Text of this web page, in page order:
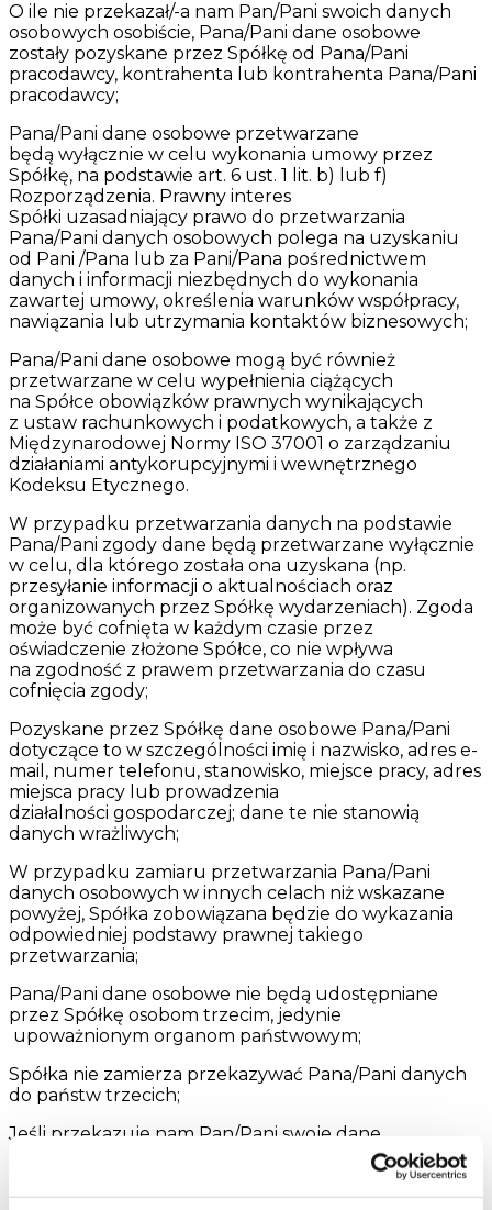
O ile nie przekazał/-a nam Pan/Pani swoich danych
osobowych osobiście, Pana/Pani dane osobowe
zostały pozyskane przez Spółkę od Pana/Pani
pracodawcy, kontrahenta lub kontrahenta Pana/Pani
pracodawcy;
Pana/Pani dane osobowe przetwarzane
będą wyłącznie w celu wykonania umowy przez
Spółkę, na podstawie art. 6 ust. 1 lit. b) lub f)
Rozporządzenia. Prawny interes
Spółki uzasadniający prawo do przetwarzania
Pana/Pani danych osobowych polega na uzyskaniu
od Pani /Pana lub za Pani/Pana pośrednictwem
danych i informacji niezbędnych do wykonania
zawartej umowy, określenia warunków współpracy,
nawiązania lub utrzymania kontaktów biznesowych;
Pana/Pani dane osobowe mogą być również
przetwarzane w celu wypełnienia ciążących
na Spółce obowiązków prawnych wynikających
z ustaw rachunkowych i podatkowych, a także z
Międzynarodowej Normy ISO 37001 o zarządzaniu
działaniami antykorupcyjnymi i wewnętrznego
Kodeksu Etycznego.
W przypadku przetwarzania danych na podstawie
Pana/Pani zgody dane będą przetwarzane wyłącznie
w celu, dla którego została ona uzyskana (np.
przesyłanie informacji o aktualnościach oraz
organizowanych przez Spółkę wydarzeniach). Zgoda
może być cofnięta w każdym czasie przez
oświadczenie złożone Spółce, co nie wpływa
na zgodność z prawem przetwarzania do czasu
cofnięcia zgody;
Pozyskane przez Spółkę dane osobowe Pana/Pani
dotyczące to w szczególności imię i nazwisko, adres e-
mail, numer telefonu, stanowisko, miejsce pracy, adres
miejsca pracy lub prowadzenia
działalności gospodarczej; dane te nie stanowią
danych wrażliwych;
W przypadku zamiaru przetwarzania Pana/Pani
danych osobowych w innych celach niż wskazane
powyżej, Spółka zobowiązana będzie do wykazania
odpowiedniej podstawy prawnej takiego
przetwarzania;
Pana/Pani dane osobowe nie będą udostępniane
przez Spółkę osobom trzecim, jedynie
upoważnionym organom państwowym;
Spółka nie zamierza przekazywać Pana/Pani danych
do państw trzecich;
Jeśli przekazuje nam Pan/Pani swoje dane
samodzielnie, przekazanie to jest dobrowolne, jednak
odmowa ich podania może skutkować brakiem
możliwości zawarcia i wykonania umowy przez